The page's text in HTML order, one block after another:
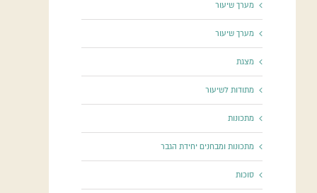
מערך שיעור
מערך שיעור
מצגת
מתודות לשיעור
מתכונות
מתכונות ומבחנים יחידת הגבר
סוכות